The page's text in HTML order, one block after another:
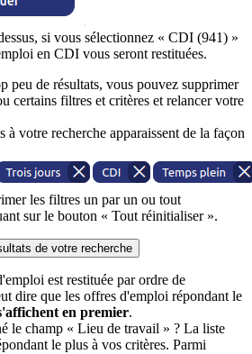
si vous sélectionnez « CDI (941) »
en CDI vous seront restituées.
peu de résultats, vous pouvez supprimer
certains filtres et critères et relancer votre
à votre recherche apparaissent de la façon
les filtres un par un ou tout
sur le bouton « Tout réinitialiser ».
de votre recherche
est restituée par ordre de
dire que les offres d'emploi répondant le
en premier.
le champ « Lieu de travail » ? La liste
le plus à vos critères. Parmi